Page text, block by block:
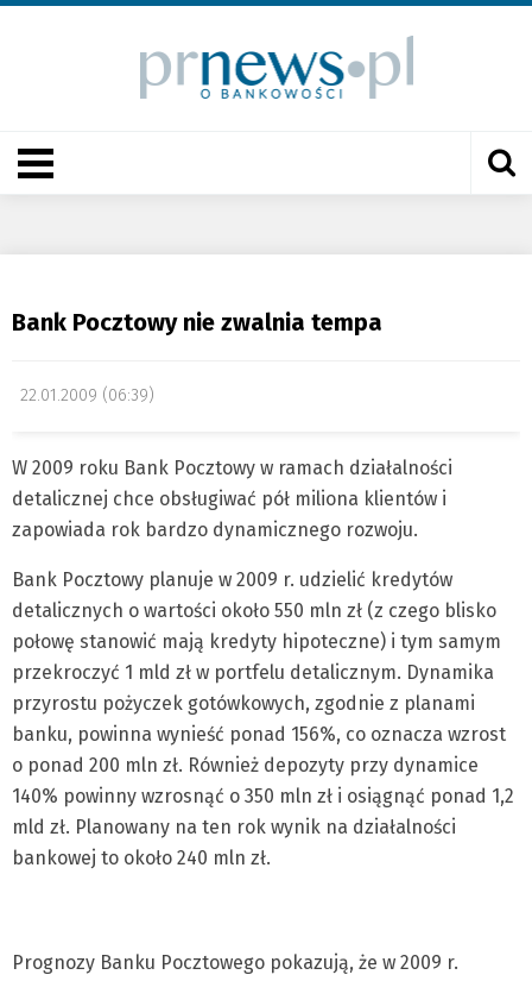
Bank Pocztowy nie zwalnia tempa
22.01.2009 (06:39)
W 2009 roku Bank Pocztowy w ramach działalności
detalicznej chce obsługiwać pół miliona klientów i
zapowiada rok bardzo dynamicznego rozwoju.
Bank Pocztowy planuje w 2009 r. udzielić kredytów
detalicznych o wartości około 550 mln zł (z czego blisko
połowę stanowić mają kredyty hipoteczne) i tym samym
przekroczyć 1 mld zł w portfelu detalicznym. Dynamika
przyrostu pożyczek gotówkowych, zgodnie z planami
banku, powinna wynieść ponad 156%, co oznacza wzrost
o ponad 200 mln zł. Również depozyty przy dynamice
140% powinny wzrosnąć o 350 mln zł i osiągnąć ponad 1,2
mld zł. Planowany na ten rok wynik na działalności
bankowej to około 240 mln zł.
Prognozy Banku Pocztowego pokazują, że w 2009 r.